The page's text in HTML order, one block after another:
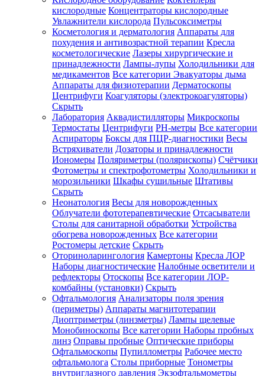
Зарегистрироваться
Зачем
регистрироваться?
Все
покупки
одном
месте
Личный
менеджер
Отслеживание
статуса
заказа
кислородные Концентраторы кислородные
Увлажнители кислорода Пульсоксиметры
Косметология и дерматология Аппараты для
похудения и антивозрастной терапии Кресла
косметологические Лазеры хирургические и
принадлежности Лампы-лупы Холодильники для
медикаментов Все категории Эвакуаторы дыма
Аппараты для физиотерапии Дерматоскопы
Центрифуги Коагуляторы (электрокоагуляторы)
Скрыть
Лаборатория Аквадистилляторы Микроскопы
Термостаты Центрифуги PH-метры Все категории
Аспираторы Боксы для ПЦР-диагностики Весы
Встряхиватели Дозаторы и принадлежности
Иономеры Поляриметры (полярископы) Счётчики
Фотометры и спектрофотометры Холодильники и
морозильники Шкафы сушильные Штативы
Скрыть
Неонатология Весы для новорожденных
Облучатели фототерапевтические Отсасыватели
Столы для санитарной обработки Устройства
обогрева новорожденных Все категории
Ростомеры детские Скрыть
Оториноларингология Камертоны Кресла ЛОР
Наборы диагностические Налобные осветители и
рефлекторы Отоскопы Все категории ЛОР-
комбайны (установки) Скрыть
Офтальмология Анализаторы поля зрения
(периметры) Аппараты магнитотерапии
Диоптриметры (линзметры) Лампы щелевые
Монобиноскопы Все категории Наборы пробных
линз Оправы пробные Оптические приборы
Офтальмоскопы Пупиллометры Рабочее место
офтальмолога Столы приборные Тонометры
внутриглазного давления Экзофтальмометры